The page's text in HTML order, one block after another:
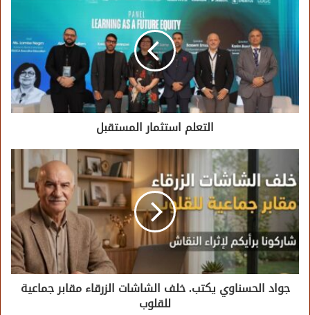
التعلم استثمار المستقبل
جواد الحسناوي يكتب. خلف الشاشات الزرقاء مقابر جماعية
للقلوب